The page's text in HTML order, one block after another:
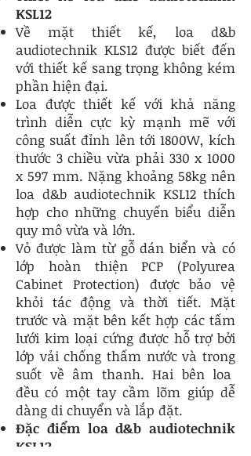
KSL12
Về mặt thiết kế, loa d&b
audiotechnik KLS12 được biết đến
với thiết kế sang trọng không kém
phần hiện đại.
Loa được thiết kế với khả năng
trình diễn cực kỳ mạnh mẽ với
công suất đỉnh lên tới 1800W, kích
thước 3 chiều vừa phải 330 x 1000
x 597 mm. Nặng khoảng 58kg nên
loa d&b audiotechnik KSL12 thích
hợp cho những chuyến biểu diễn
quy mô vừa và lớn.
Vỏ được làm từ gỗ dán biển và có
lớp hoàn thiện PCP (Polyurea
Cabinet Protection) được bảo vệ
khỏi tác động và thời tiết. Mặt
trước và mặt bên kết hợp các tấm
lưới kim loại cứng được hỗ trợ bởi
lớp vải chống thấm nước và trong
suốt về âm thanh. Hai bên loa
đều có một tay cầm lõm giúp dễ
dàng di chuyển và lắp đặt.
Đặc điểm loa d&b audiotechnik
KSL12